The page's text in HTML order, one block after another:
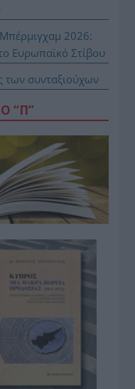
2026:
Ευρωπαϊκό Στίβου
των συνταξιούχων
“Π”